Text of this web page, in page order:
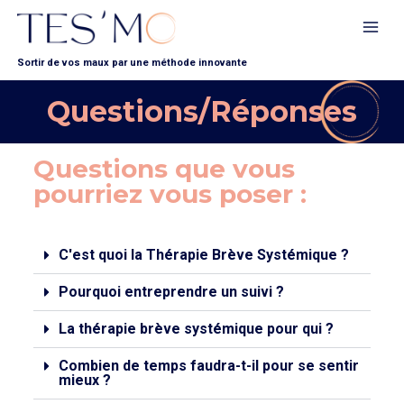
Sortir de vos maux par une méthode innovante
Questions/Réponses
Questions que vous
pourriez vous poser :
C'est quoi la Thérapie Brève Systémique ?
Pourquoi entreprendre un suivi ?
La thérapie brève systémique pour qui ?
Combien de temps faudra-t-il pour se sentir
mieux ?